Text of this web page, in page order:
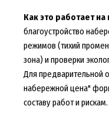
Как это работает на
благоустройство
режимов (тихий
зона) и проверки
Для предварительной
набережной цена"
составу работ и рискам.